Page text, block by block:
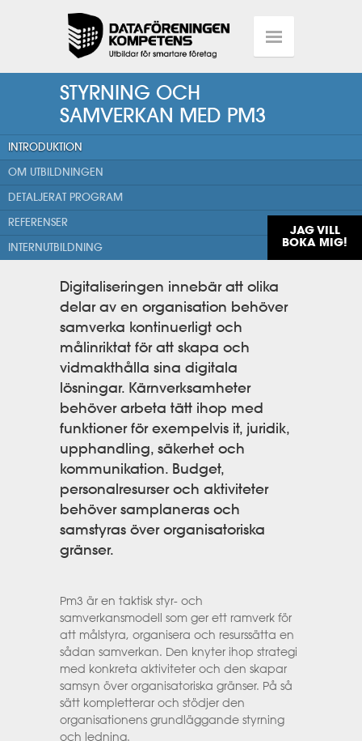
STYRNING OCH
SAMVERKAN MED PM3
INTRODUKTION
OM UTBILDNINGEN
DETALJERAT PROGRAM
REFERENSER
INTERNUTBILDNING
JAG VILL
BOKA MIG!
Digitaliseringen innebär att olika
delar av en organisation behöver
samverka kontinuerligt och
målinriktat för att skapa och
vidmakthålla sina digitala
lösningar. Kärnverksamheter
behöver arbeta tätt ihop med
funktioner för exempelvis it, juridik,
upphandling, säkerhet och
kommunikation. Budget,
personalresurser och aktiviteter
behöver samplaneras och
samstyras över organisatoriska
gränser.
Pm3 är en taktisk styr- och
samverkansmodell som ger ett ramverk för
att målstyra, organisera och resurssätta en
sådan samverkan. Den knyter ihop strategi
med konkreta aktiviteter och den skapar
samsyn över organisatoriska gränser. På så
sätt kompletterar och stödjer den
organisationens grundläggande styrning
och ledning.